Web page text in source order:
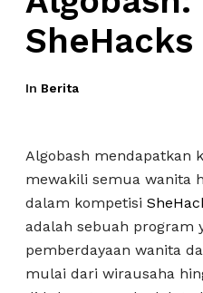
SheHacks
In Berita
Algobash mendapatkan
mewakili semua wanita
dalam kompetisi
adalah sebuah program
pemberdayaan wanita
mulai dari wirausaha